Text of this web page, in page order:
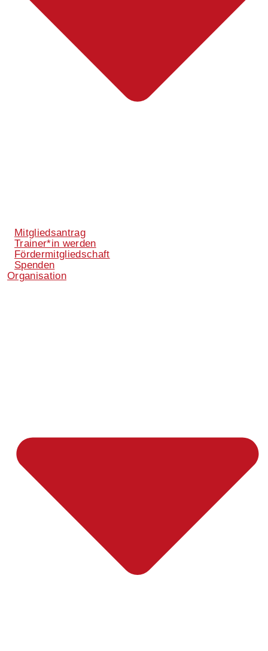
Mitgliedsantrag
Trainer*in werden
Fördermitgliedschaft
Spenden
Organisation